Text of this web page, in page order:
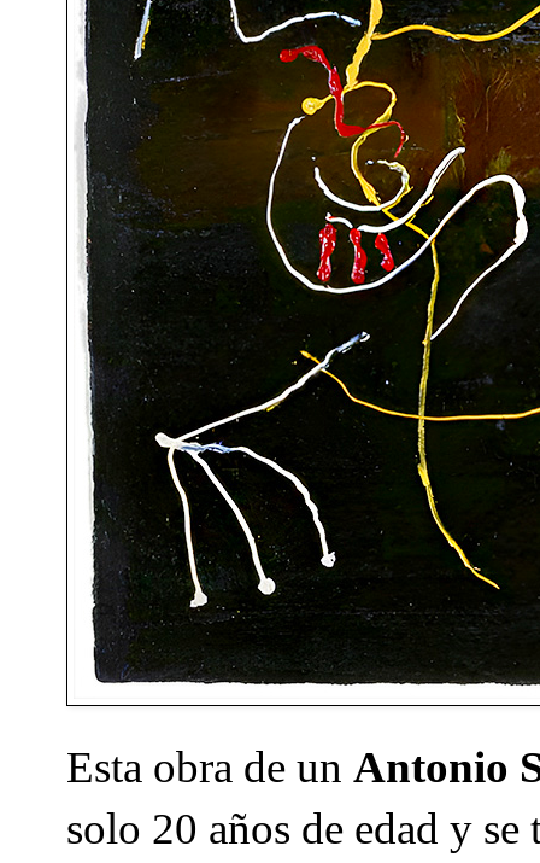
Esta obra de un Antonio
solo 20 años de edad y